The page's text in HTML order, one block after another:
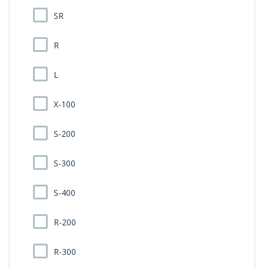
SR
R
L
X-100
S-200
S-300
S-400
R-200
R-300